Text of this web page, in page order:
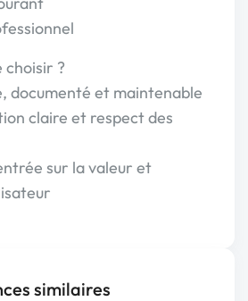
choisir ?
documenté et maintenable
claire et respect des
sur la valeur et
similaires